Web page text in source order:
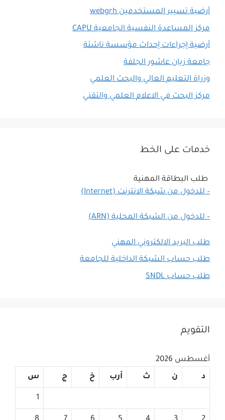
أرضية تسيير المستخدمين webgrh
مركز المساعدة النفسية الجامعية CAPU
أرضية إجراءات إحداث مؤسسة ناشئة
جامعة زيان عاشور الجلفة
وزراة التعليم العالي والبحث العلمي
مركز البحث في الاعلام العلمي والتقني
خدمات على الخط
طلب البطاقة المهنية
– للدخول من شبكة الانترنت (Internet)
– للدخول من الشبكة المحلية (ARN)
طلب البريد الالكتروني المهني
طلب حساب الشبكة الداخلية للجامعة
طلب حساب SNDL
التقويم
أغسطس 2026
د
ن ث أرب خ ج س
1